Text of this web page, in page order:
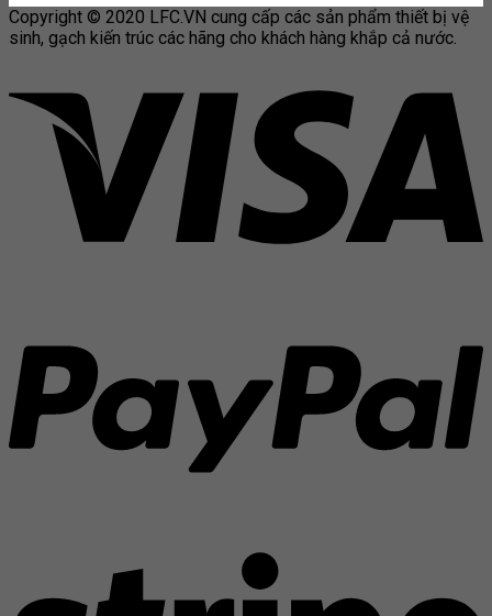
Copyright © 2020 LFC.VN cung cấp các sản phẩm thiết bị vệ
sinh, gạch kiến trúc các hãng cho khách hàng khắp cả nước.